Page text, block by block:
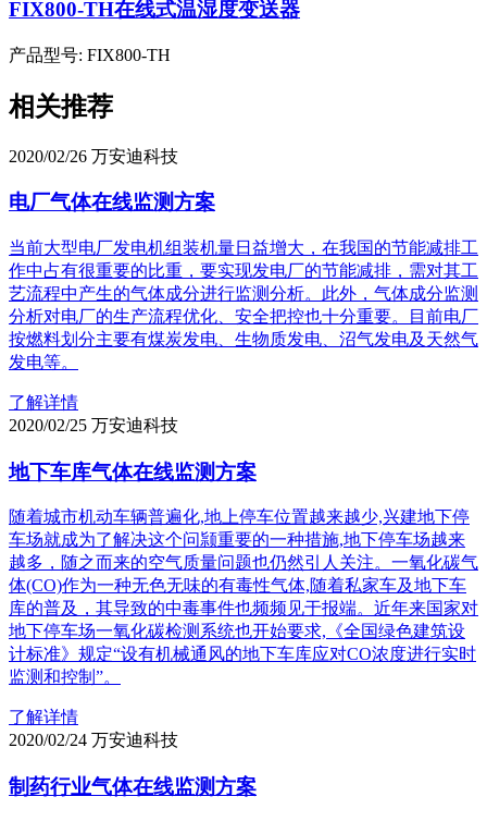
FIX800-TH在线式温湿度变送器
产品型号: FIX800-TH
相关推荐
2020/02/26 万安迪科技
电厂气体在线监测方案
当前大型电厂发电机组装机量日益增大，在我国的节能减排工
作中占有很重要的比重，要实现发电厂的节能减排，需对其工
艺流程中产生的气体成分进行监测分析。此外，气体成分监测
分析对电厂的生产流程优化、安全把控也十分重要。目前电厂
按燃料划分主要有煤炭发电、生物质发电、沼气发电及天然气
发电等。
了解详情
2020/02/25 万安迪科技
地下车库气体在线监测方案
随着城市机动车辆普遍化,地上停车位置越来越少,兴建地下停
车场就成为了解决这个问颕重要的一种措施,地下停车场越来
越多，随之而来的空气质量问题也仍然引人关注。一氧化碳气
体(CO)作为一种无色无味的有毒性气体,随着私家车及地下车
库的普及，其导致的中毒事件也频频见于报端。近年来国家对
地下停车场一氧化碳检测系统也开始要求,《全国绿色建筑设
计标准》规定“设有机械通风的地下车库应对CO浓度进行实时
监测和控制”。
了解详情
2020/02/24 万安迪科技
制药行业气体在线监测方案